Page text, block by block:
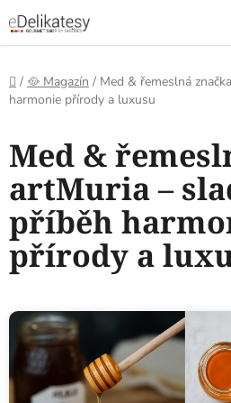
na
obsah
Domů
/ 🥘 Magazín / Med & řemeslná
harmonie přírody a luxusu
Med &
artMuria –
příběh
přírody a